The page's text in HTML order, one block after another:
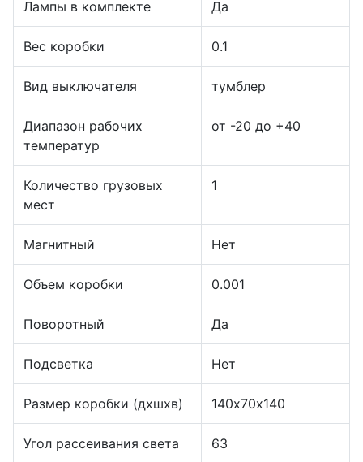
Лампы в комплекте Да
Вес коробки 0.1
Вид выключателя тумблер
Диапазон рабочих
температур
от -20 до +40
Количество грузовых
мест
1
Магнитный Нет
Объем коробки 0.001
Поворотный Да
Подсветка Нет
Размер коробки (дхшхв) 140х70х140
Угол рассеивания света 63